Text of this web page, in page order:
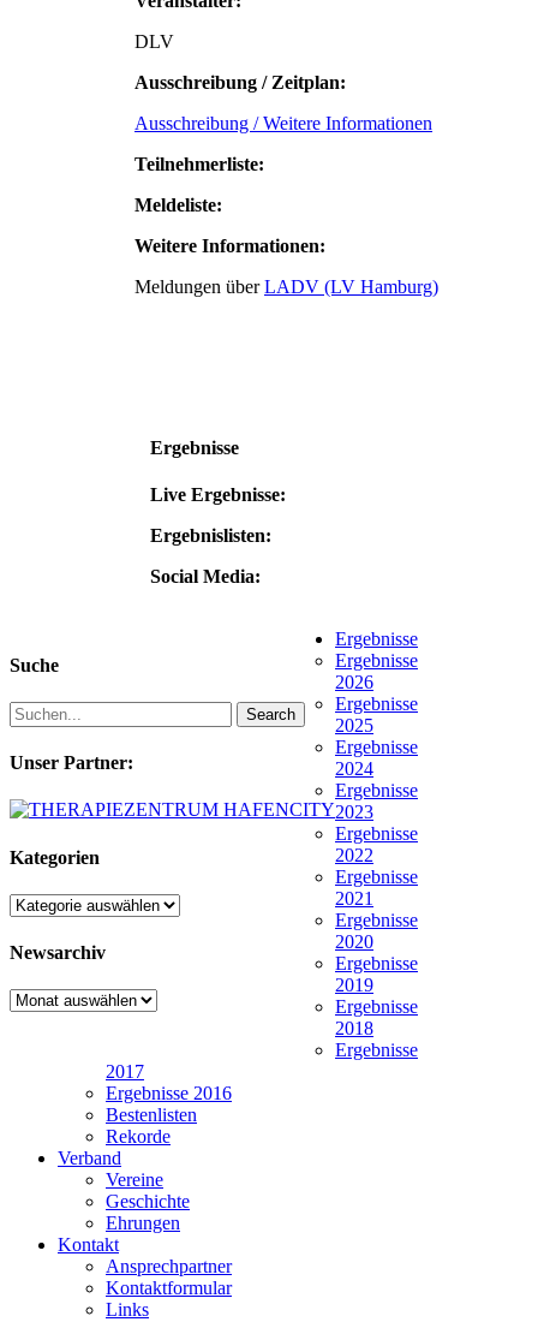
DLV
Ausschreibung / Zeitplan:
Ausschreibung / Weitere Informationen
Teilnehmerliste:
Meldeliste:
Weitere Informationen:
Meldungen überLADV (LV Hamburg)
Ergebnisse
Live Ergebnisse:
Ergebnislisten:
Social Media:
Suche
Search
Unser Partner:
Kategorien
Kategorien
Newsarchiv
Newsarchiv
Ergebnisse
Ergebnisse
2026
Ergebnisse
2025
Ergebnisse
2024
Ergebnisse
2023
Ergebnisse
2022
Ergebnisse
2021
Ergebnisse
2020
Ergebnisse
2019
Ergebnisse
2018
Ergebnisse
2017
Ergebnisse 2016
Bestenlisten
Rekorde
Verband
Vereine
Geschichte
Ehrungen
Kontakt
Ansprechpartner
Kontaktformular
Links